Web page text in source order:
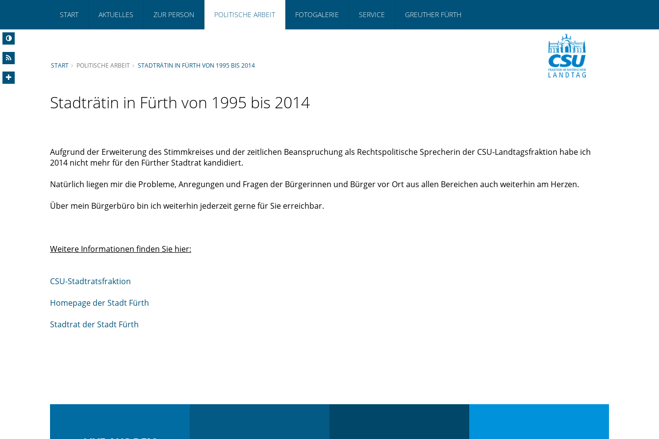
START AKTUELLES ZUR PERSON POLITISCHE ARBEIT FOTOGALERIE SERVICE GREUTHER FÜRTH
START POLITISCHE ARBEIT STADTRÄTIN IN FÜRTH VON 1995 BIS 2014
Stadträtin in Fürth von 1995 bis 2014
Aufgrund der Erweiterung des Stimmkreises und der zeitlichen Beanspruchung als Rechtspolitische Sprecherin der CSU-Landtagsfraktion habe ich
2014 nicht mehr für den Fürther Stadtrat kandidiert.
Natürlich liegen mir die Probleme, Anregungen und Fragen der Bürgerinnen und Bürger vor Ort aus allen Bereichen auch weiterhin am Herzen.
Über mein Bürgerbüro bin ich weiterhin jederzeit gerne für Sie erreichbar.
Weitere Informationen finden Sie hier:
CSU-Stadtratsfraktion
Homepage der Stadt Fürth
Stadtrat der Stadt Fürth